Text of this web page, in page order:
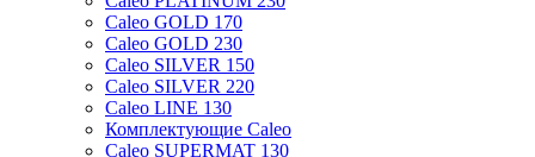
Caleo GOLD 170
Caleo GOLD 230
Caleo SILVER 150
Caleo SILVER 220
Caleo LINE 130
Комплектующие Caleo
Caleo SUPERMAT 130